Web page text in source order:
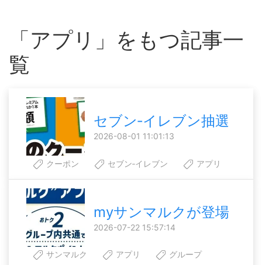
「アプリ」をもつ記事一
覧
セブン‐イレブン抽選
2026-08-01 11:01:13
クーポン セブン‐イレブン アプリ
myサンマルクが登場
2026-07-22 15:57:14
サンマルク アプリ グループ